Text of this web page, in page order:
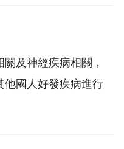
及神經疾病相關，
他國人好發疾病進行